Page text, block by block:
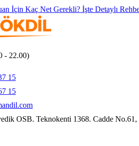
İçin Kaç Net Gerekli? İşte Detaylı
- 22.00)
15
15
OSB. Teknokenti 1368. Cadde